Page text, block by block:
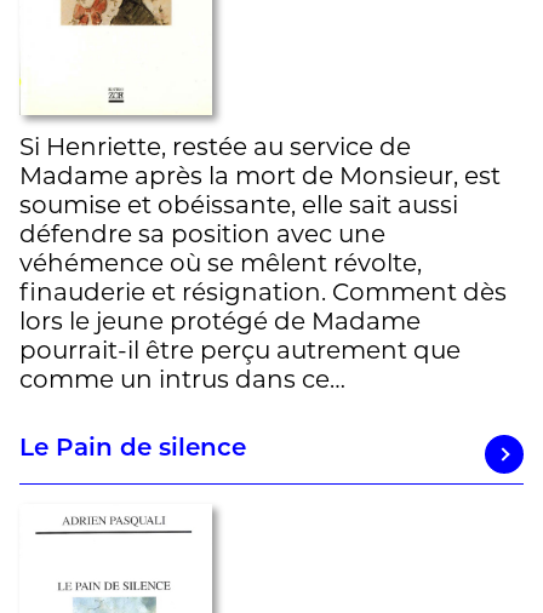
Si Henriette, restée au service de
Madame après la mort de Monsieur, est
soumise et obéissante, elle sait aussi
défendre sa position avec une
véhémence où se mêlent révolte,
finauderie et résignation. Comment dès
lors le jeune protégé de Madame
pourrait-il être perçu autrement que
comme un intrus dans ce…
Le Pain de silence